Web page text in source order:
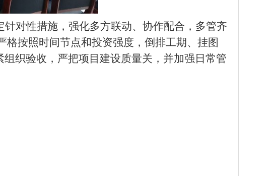
针对性措施，强化多方联动、协作配合，多管齐
格按照时间节点和投资强度，倒排工期、挂图
组织验收，严把项目建设质量关 ， 并加强日常管